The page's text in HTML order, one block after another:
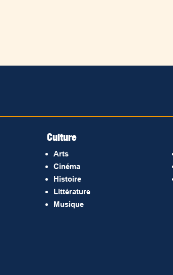
Culture
Arts
Cinéma
Histoire
Littérature
Musique